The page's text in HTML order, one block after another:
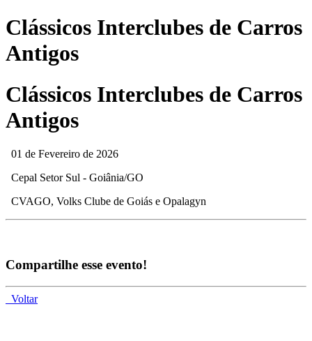
Clássicos Interclubes de Carros
Antigos
Clássicos Interclubes de Carros
Antigos
01 de Fevereiro de 2026
Cepal Setor Sul - Goiânia/GO
CVAGO, Volks Clube de Goiás e Opalagyn
Compartilhe esse evento!
Voltar